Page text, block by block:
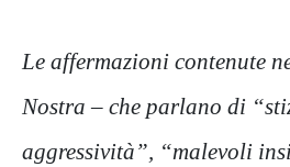
Le affermazioni contenute
Nostra – che parlano di
aggressività”, “malevoli